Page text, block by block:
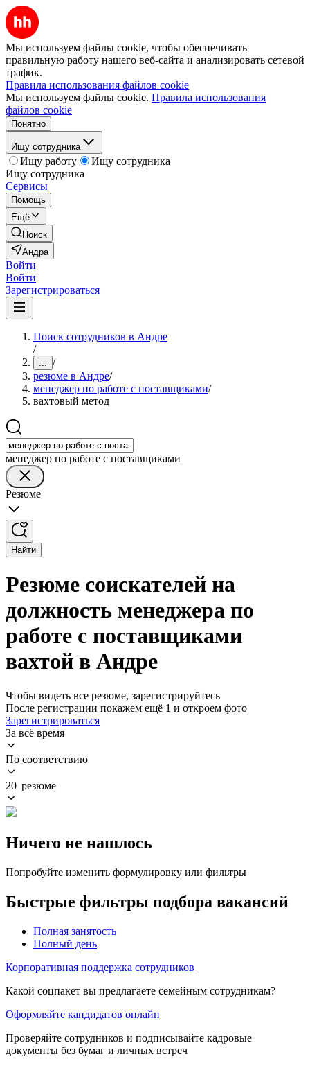
Мы используем файлы cookie, чтобы обеспечивать
правильную работу нашего веб-сайта и анализировать сетевой
трафик.
Правила использования файлов cookie
Мы используем файлы cookie. Правила использования
файлов cookie
Понятно
Ищу сотрудника
Ищу работу
Ищу сотрудника
Ищу сотрудника
Сервисы
Помощь
Ещё
Поиск
Андра
Войти
Войти
Зарегистрироваться
Поиск сотрудников в Андре
/
... /
резюме в Андре/
менеджер по работе с поставщиками/
вахтовый метод
менеджер по работе с поставщиками
Резюме
Найти
Резюме соискателей на
должность менеджера по
работе с поставщиками
вахтой в Андре
Чтобы видеть все резюме, зарегистрируйтесь
После регистрации покажем ещё 1 и откроем фото
Зарегистрироваться
За всё время
По соответствию
20 резюме
Ничего не нашлось
Попробуйте изменить формулировку или фильтры
Быстрые фильтры подбора вакансий
Полная занятость
Полный день
Корпоративная поддержка сотрудников
Какой соцпакет вы предлагаете семейным сотрудникам?
Оформляйте кандидатов онлайн
Проверяйте сотрудников и подписывайте кадровые
документы без бумаг и личных встреч